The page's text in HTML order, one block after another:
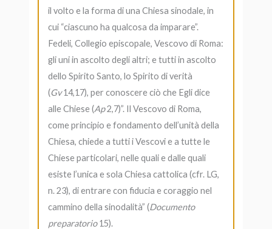
il volto e la forma di una Chiesa sinodale, in
cui “ciascuno ha qualcosa da imparare”.
Fedeli, Collegio episcopale, Vescovo di Roma:
gli uni in ascolto degli altri; e tutti in ascolto
dello Spirito Santo, lo Spirito di verità
(Gv14,17), per conoscere ciò che Egli dice
alle Chiese (Ap2,7)”. Il Vescovo di Roma,
come principio e fondamento dell’unità della
Chiesa, chiede a tutti i Vescovi e a tutte le
Chiese particolari, nelle quali e dalle quali
esiste l’unica e sola Chiesa cattolica (cfr. LG,
n. 23), di entrare con fiducia e coraggio nel
cammino della sinodalità” (Documento
preparatorio15).